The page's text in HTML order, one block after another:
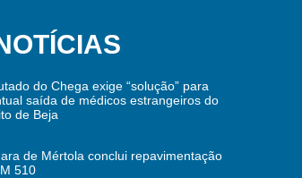
do Chega exige “solução” para
saída de médicos estrangeiros do
de Beja
de Mértola conclui repavimentação
510